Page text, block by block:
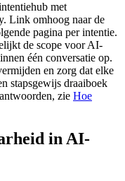
met
Link omhoog naar de
pagina per intentie.
de scope voor AI-
één conversatie op.
en zorg dat elke
stapsgewijs draaiboek
zie Hoe
in AI-